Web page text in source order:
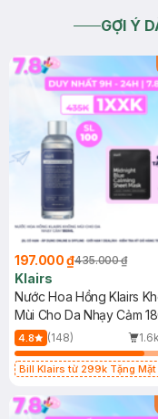
GỢI Ý
197.000 ₫435.000 ₫
Klairs
Nước Hoa Hồng Klairs
Mùi Cho Da Nhạy Cảm
4.8 (148)
Bill Klairs từ 299k Tặng Mặt
25ml (SL Có Hạn)